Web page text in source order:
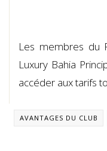
Les membres du
Luxury Bahia
accéder aux tarifs
AVANTAGES DU CLUB